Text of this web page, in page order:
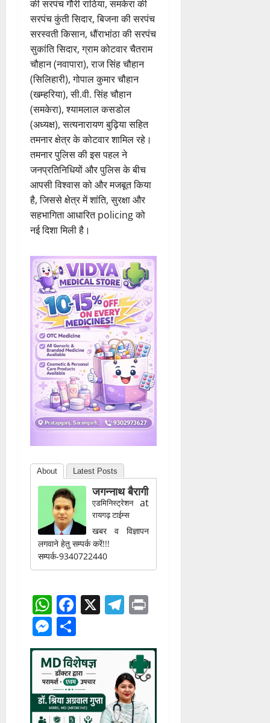
सरपंच कुंती सिदार, बिजना की सरपंच
सरस्वती किसान, धौंराभांठा की सरपंच
सुकांति सिदार, ग्राम कोटवार चैतराम
चौहान (नवापारा), राज सिंह चौहान
(सिलिहारी), गोपाल कुमार चौहान
(खम्हरिया), सी.वी. सिंह चौहान
(समकेरा), श्यामलाल कसडोल
(अध्यक्ष), सत्यनारायण बुढ़िया सहित
तमनार क्षेत्र के कोटवार शामिल रहे।
तमनार पुलिस की इस पहल ने
जनप्रतिनिधियों और पुलिस के बीच
आपसी विश्वास को और मजबूत किया
है, जिससे क्षेत्र में शांति, सुरक्षा और
सहभागिता आधारित policing को
नई दिशा मिली है।
जगन्नाथ बैरागी
एडमिनिस्ट्रेशनat
रायगढ़ टाईम्स
खबर व विज्ञापन
लगवाने हेतु सम्पर्क करें!!!
सम्पर्क-9340722440
WhatsApp
Facebook
X Telegram
Messenger
Share